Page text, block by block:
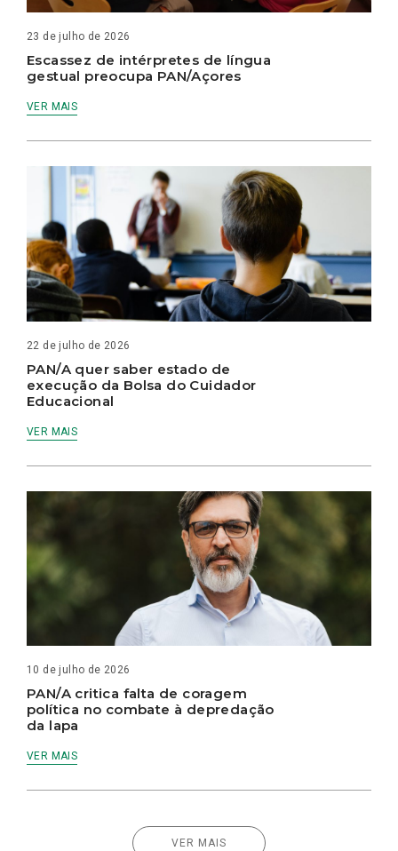
23 de julho de 2026
Escassez de intérpretes de língua
gestual preocupa PAN/Açores
VER MAIS
22 de julho de 2026
PAN/A quer saber estado de
execução da Bolsa do Cuidador
Educacional
VER MAIS
10 de julho de 2026
PAN/A critica falta de coragem
política no combate à depredação
da lapa
VER MAIS
VER MAIS